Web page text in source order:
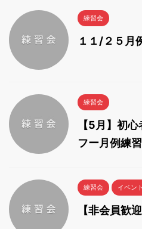
練習会
１１/２５月
練習会
【5月】初
フー月例練
練習会 イベント
【非会員歓